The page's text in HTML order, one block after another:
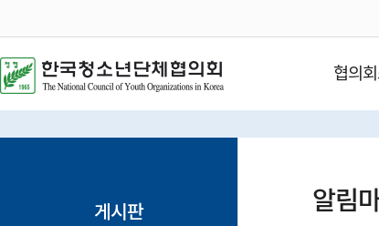
협의
게시판 알림